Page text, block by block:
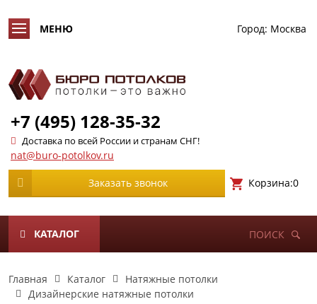
Город: Москва
+7 (495) 128-35-32
Доставка по всей России и странам СНГ!
nat@buro-potolkov.ru
Заказать звонок Корзина:0
КАТАЛОГ ПОИСК
Главная Каталог
Натяжные потолки
Дизайнерские натяжные потолки